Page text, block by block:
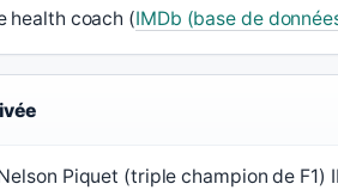
health coach (IMDb (base de
Piquet (triple champion de F1)